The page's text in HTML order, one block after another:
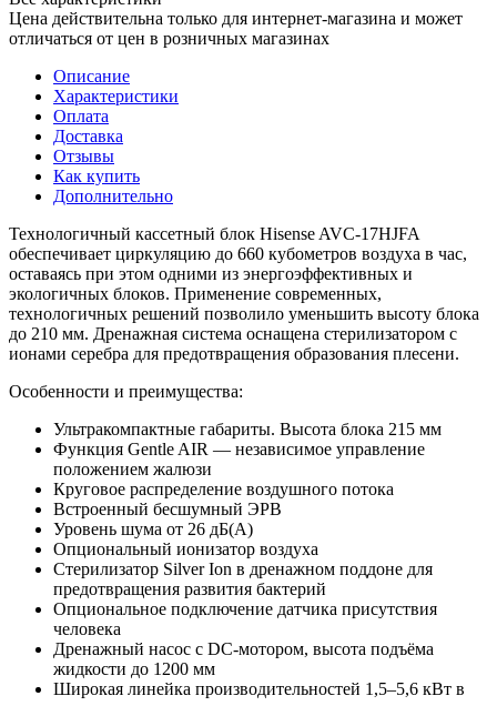
Цена действительна только для интернет-магазина и может
отличаться от цен в розничных магазинах
Описание
Характеристики
Оплата
Доставка
Отзывы
Как купить
Дополнительно
Технологичный кассетный блок Hisense AVC-17HJFA
обеспечивает циркуляцию до 660 кубометров воздуха в час,
оставаясь при этом одними из энергоэффективных и
экологичных блоков. Применение современных,
технологичных решений позволило уменьшить высоту блока
до 210 мм. Дренажная система оснащена стерилизатором с
ионами серебра для предотвращения образования плесени.
Особенности и преимущества:
Ультракомпактные габариты. Высота блока 215 мм
Функция Gentle AIR — независимое управление
положением жалюзи
Круговое распределение воздушного потока
Встроенный бесшумный ЭРВ
Уровень шума от 26 дБ(А)
Опциональный ионизатор воздуха
Стерилизатор Silver Ion в дренажном поддоне для
предотвращения развития бактерий
Опциональное подключение датчика присутствия
человека
Дренажный насос с DC-мотором, высота подъёма
жидкости до 1200 мм
Широкая линейка производительностей 1,5–5,6 кВт в